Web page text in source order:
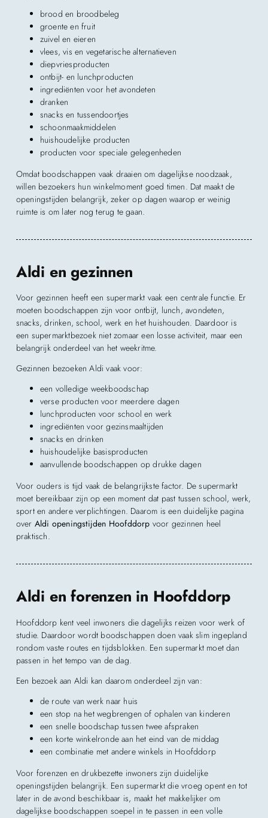
brood en broodbeleg
groente en fruit
zuivel en eieren
vlees, vis en vegetarische alternatieven
diepvriesproducten
ontbijt- en lunchproducten
ingrediënten voor het avondeten
dranken
snacks en tussendoortjes
schoonmaakmiddelen
huishoudelijke producten
producten voor speciale gelegenheden
Omdat boodschappen vaak draaien om dagelijkse noodzaak,
willen bezoekers hun winkelmoment goed timen. Dat maakt de
openingstijden belangrijk, zeker op dagen waarop er weinig
ruimte is om later nog terug te gaan.
Aldi en gezinnen
Voor gezinnen heeft een supermarkt vaak een centrale functie. Er
moeten boodschappen zijn voor ontbijt, lunch, avondeten,
snacks, drinken, school, werk en het huishouden. Daardoor is
een supermarktbezoek niet zomaar een losse activiteit, maar een
belangrijk onderdeel van het weekritme.
Gezinnen bezoeken Aldi vaak voor:
een volledige weekboodschap
verse producten voor meerdere dagen
lunchproducten voor school en werk
ingrediënten voor gezinsmaaltijden
snacks en drinken
huishoudelijke basisproducten
aanvullende boodschappen op drukke dagen
Voor ouders is tijd vaak de belangrijkste factor. De supermarkt
moet bereikbaar zijn op een moment dat past tussen school, werk,
sport en andere verplichtingen. Daarom is een duidelijke pagina
over Aldi openingstijden Hoofddorp voor gezinnen heel
praktisch.
Aldi en forenzen in Hoofddorp
Hoofddorp kent veel inwoners die dagelijks reizen voor werk of
studie. Daardoor wordt boodschappen doen vaak slim ingepland
rondom vaste routes en tijdsblokken. Een supermarkt moet dan
passen in het tempo van de dag.
Een bezoek aan Aldi kan daarom onderdeel zijn van:
de route van werk naar huis
een stop na het wegbrengen of ophalen van kinderen
een snelle boodschap tussen twee afspraken
een korte winkelronde aan het eind van de middag
een combinatie met andere winkels in Hoofddorp
Voor forenzen en drukbezette inwoners zijn duidelijke
openingstijden belangrijk. Een supermarkt die vroeg opent en tot
later in de avond beschikbaar is, maakt het makkelijker om
dagelijkse boodschappen soepel in te passen in een volle